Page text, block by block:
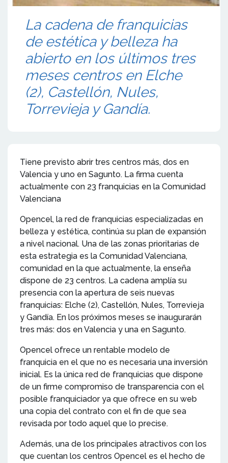
La cadena de franquicias
de estética y belleza ha
abierto en los últimos tres
meses centros en Elche
(2), Castellón, Nules,
Torrevieja y Gandía.
Tiene previsto abrir tres centros más, dos en
Valencia y uno en Sagunto. La firma cuenta
actualmente con 23 franquicias en la Comunidad
Valenciana
Opencel, la red de franquicias especializadas en
belleza y estética, continúa su plan de expansión
a nivel nacional. Una de las zonas prioritarias de
esta estrategia es la Comunidad Valenciana,
comunidad en la que actualmente, la enseña
dispone de 23 centros. La cadena amplía su
presencia con la apertura de seis nuevas
franquicias: Elche (2), Castellón, Nules, Torrevieja
y Gandía. En los próximos meses se inaugurarán
tres más: dos en Valencia y una en Sagunto.
Opencel ofrece un rentable modelo de
franquicia en el que no es necesaria una inversión
inicial. Es la única red de franquicias que dispone
de un firme compromiso de transparencia con el
posible franquiciador ya que ofrece en su web
una copia del contrato con el fin de que sea
revisada por todo aquel que lo precise.
Además, una de los principales atractivos con los
que cuentan los centros Opencel es el hecho de